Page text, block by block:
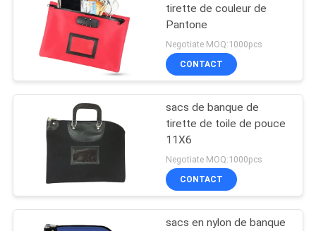
tirette de couleur de
Pantone
Negotiate MOQ:1000pcs
CONTACT
sacs de banque de
tirette de toile de pouce
11X6
Negotiate MOQ:1000pcs
CONTACT
sacs en nylon de banque